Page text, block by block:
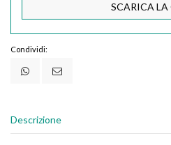
SCARICA LA
Condividi:
Descrizione